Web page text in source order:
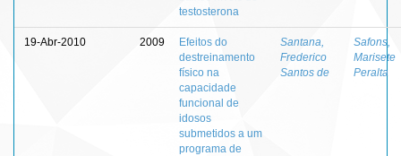
testosterona
19-Abr-2010 2009
Efeitos do
destreinamento
físico na
capacidade
funcional de
idosos
submetidos a um
programa de
Santana,
Frederico
Santos de
Safons,
Marisete
Peralta